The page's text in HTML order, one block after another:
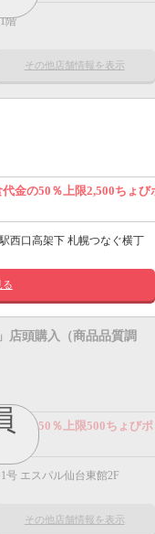
階
その他店舗情報を表示
金の50％上限2,500ちょび
西口高架下 札幌つなぐ横丁
る
店頭購入（商品品質調
代金の50％上限500ちょびポ
号 エスパル仙台東館2F
その他店舗情報を表示